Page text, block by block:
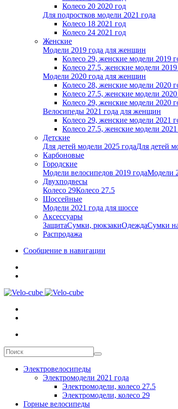
Колесо 20 2020 год
Для подростков модели 2021 года
Колесо 18 2021 год
Колесо 24 2021 год
Женскиe
Модели 2019 года для женщин
Колесо 29, женские модели 2019
Колесо 27.5, женские модели 2019
Модели 2020 года для женщин
Колесо 28, женские модели 2020
Колесо 27.5, женские модели 2020
Колесо 29, женские модели 2020
Велосипеды 2021 года для женщин
Колесо 29, женские модели 2021
Колесо 27.5, женские модели 2021
Детские
Для детей модели 2025 годаДля детей
Карбоновые
Городские
Модели велосипедов 2019 годаМодели
Двухподвесы
Колесо 29Колесо 27.5
Шоссейные
Модели 2021 года для шоссе
Аксессуары
ЗащитаСумки, рюкзакиОдеждаСумки
Распродажа
Сообщение в навигации
Электровелосипеды
Электромодели 2021 года
Электромодели, колесо 27.5
Электромодели, колесо 29
Горные велосипеды